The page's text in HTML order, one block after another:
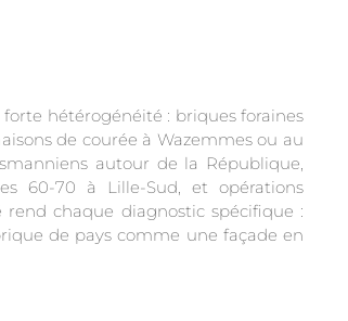
hétérogénéité : briques foraines
de courée à Wazemmes ou au
autour de la République,
60-70 à Lille-Sud, et opérations
rend chaque diagnostic spécifique :
de pays comme une façade en